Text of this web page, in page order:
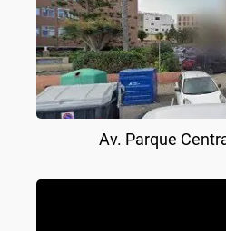
Av. Parque